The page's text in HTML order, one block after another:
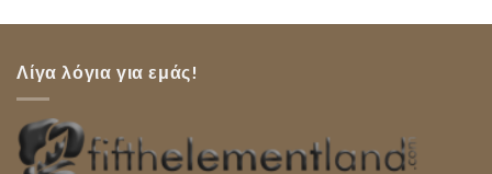
Λίγα λόγια για εμάς!